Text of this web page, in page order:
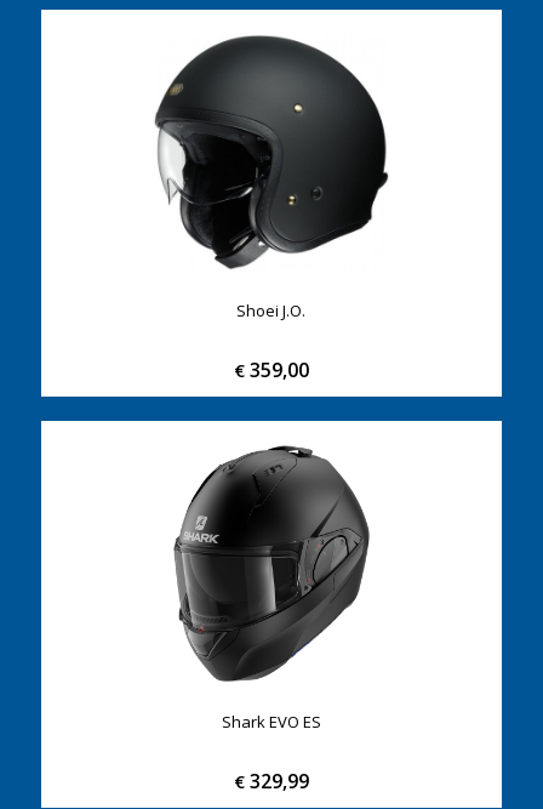
Shoei J.O.
€359,00
Shark EVO ES
€329,99